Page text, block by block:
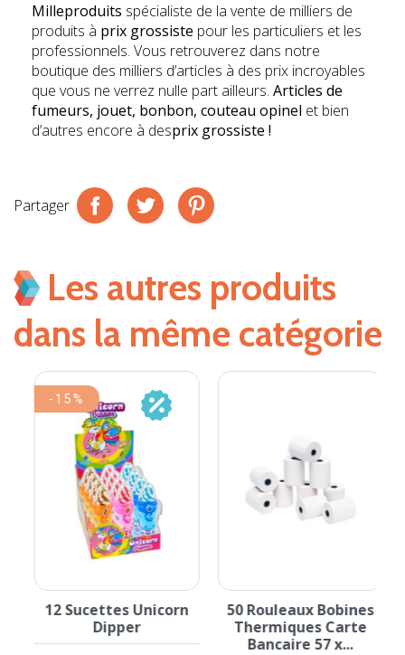
Milleproduits spécialiste de la vente de milliers de
produits à prix grossiste pour les particuliers et les
professionnels. Vous retrouverez dans notre
boutique des milliers d’articles à des prix incroyables
que vous ne verrez nulle part ailleurs. Articles de
fumeurs, jouet, bonbon, couteau opinel et bien
d’autres encore à desprix grossiste !
Partager
Les autres produits
dans la même catégorie
12 Sucettes Unicorn
Dipper
-15%
50 Rouleaux Bobines
Thermiques Carte
Bancaire 57 x...